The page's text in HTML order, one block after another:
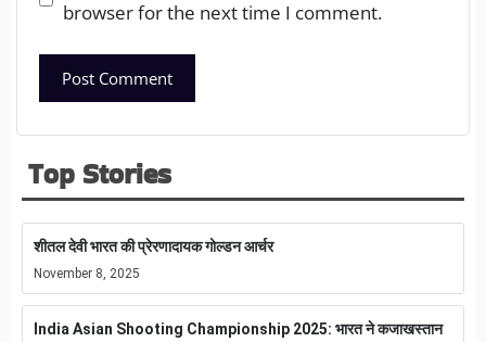
browser for the next time I comment.
Top Stories
शीतल देवी भारत की प्रेरणादायक गोल्डन आर्चर
November 8, 2025
India Asian Shooting Championship 2025: भारत ने कजाखस्तान